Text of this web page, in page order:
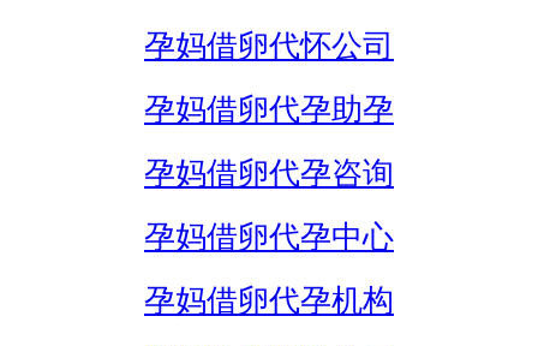
孕妈借卵代怀公司
孕妈借卵代孕助孕
孕妈借卵代孕咨询
孕妈借卵代孕中心
孕妈借卵代孕机构